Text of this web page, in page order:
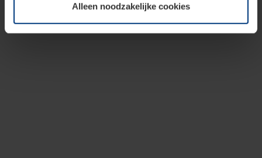
wijzigen of herroepen.Alleen noodzakelijke cookies